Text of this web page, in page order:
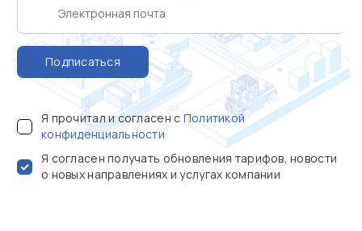
Подписаться
Я прочитал и согласен с Политикой
конфиденциальности
Я согласен получать обновления тарифов, новости
о новых направлениях и услугах компании